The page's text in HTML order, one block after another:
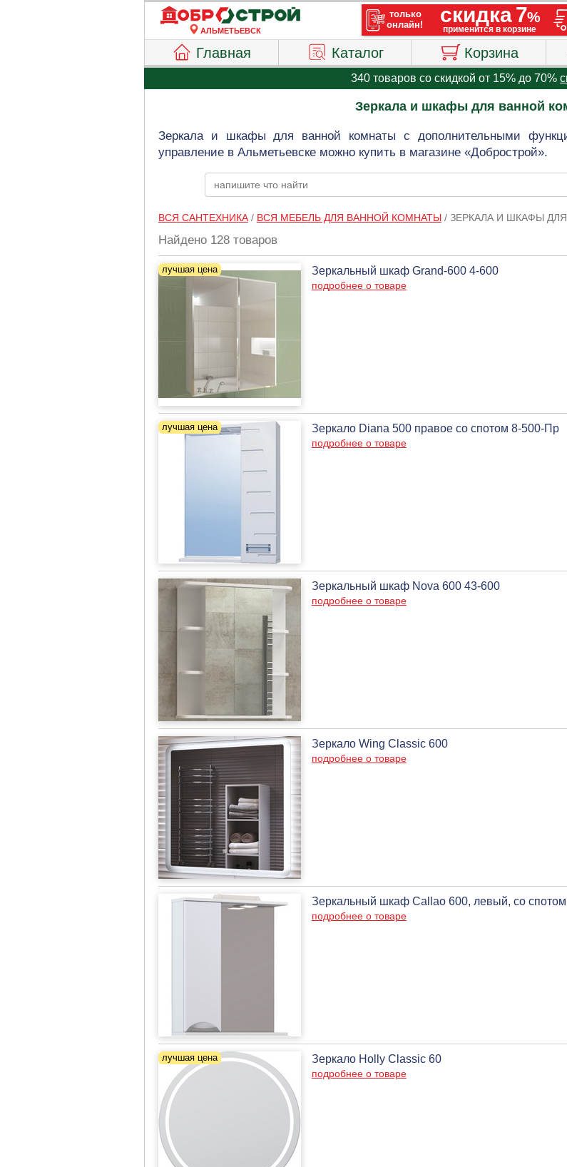
АЛЬМЕТЬЕВСК
Главная Каталог Корзина
340 товаров со скидкой от 15% до 70%
Зеркала и шкафы для ванной
Зеркала и шкафы для ванной комнаты с дополнительными
управление в Альметьевске можно купить в магазине «Добрострой».
ВСЯ САНТЕХНИКА/ ВСЯ МЕБЕЛЬ ДЛЯ ВАННОЙ КОМНАТЫ/ ЗЕРКАЛА И ШКАФЫ
Найдено 128 товаров
Зеркальный шкаф Grand-600 4-600
подробнее о товаре
Зеркало Diana 500 правое со спотом 8-500-Пр
подробнее о товаре
Зеркальный шкаф Nova 600 43-600
подробнее о товаре
Зеркало Wing Classic 600
подробнее о товаре
Зеркальный шкаф Callao 600, левый, со спотом
подробнее о товаре
Зеркало Holly Classic 60
подробнее о товаре